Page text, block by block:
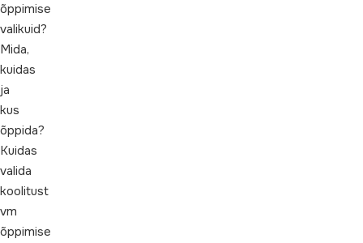
õppimise
valikuid?
Mida,
kuidas
ja
kus
õppida?
Kuidas
valida
koolitust
vm
õppimise